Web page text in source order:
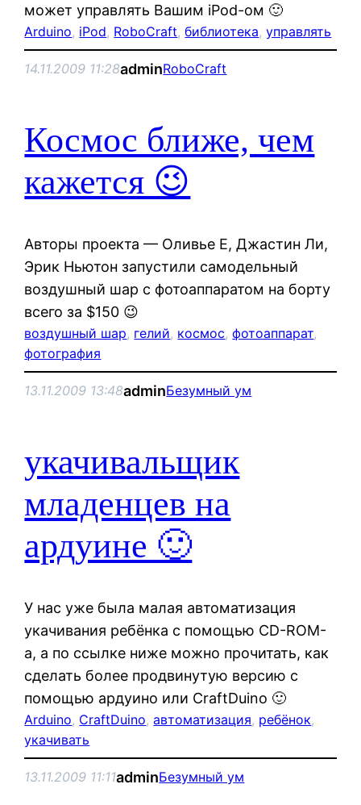
может управлять Вашим iPod-ом 🙂
Arduino, iPod, RoboCraft, библиотека, управлять
14.11.2009 11:28adminRoboCraft
Космос ближе, чем
кажется 😉
Авторы проекта — Оливье Е, Джастин Ли,
Эрик Ньютон запустили самодельный
воздушный шар с фотоаппаратом на борту
всего за $150 😉
воздушный шар, гелий, космос, фотоаппарат
фотография
13.11.2009 13:48adminБезумный ум
укачивальщик
младенцев на
ардуине 🙂
У нас уже была малая автоматизация
укачивания ребёнка с помощью CD-ROM-
а, а по ссылке ниже можно прочитать, как
сделать более продвинутую версию с
помощью ардуино или CraftDuino 🙂
Arduino, CraftDuino, автоматизация, ребёнок
укачивать
13.11.2009 11:11adminБезумный ум